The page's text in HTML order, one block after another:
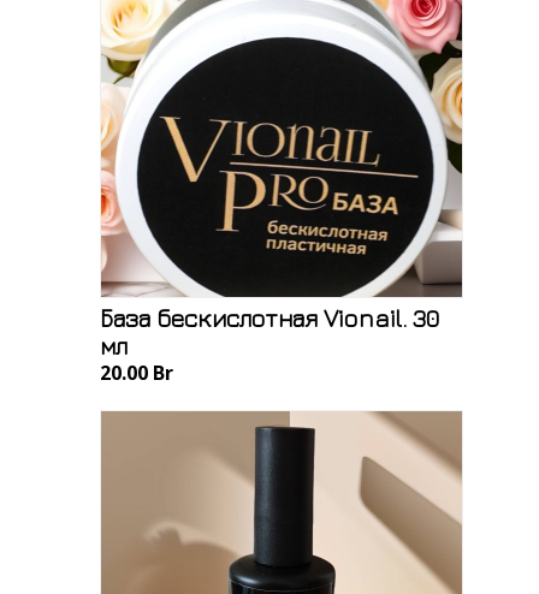
База бескислотная Vionail. 30
мл
20.00 Br